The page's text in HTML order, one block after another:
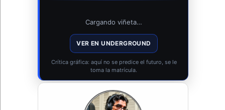
Cargando viñeta…
VER EN UNDERGROUND
Crítica gráfica: aquí no se predice el futuro, se le
toma la matrícula.